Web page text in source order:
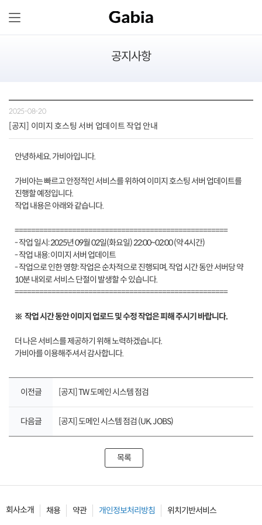
공지사항
2025-08-20
[공지] 이미지 호스팅 서버 업데이트 작업 안내
안녕하세요. 가비아입니다.
가비아는 빠르고 안정적인 서비스를 위하여 이미지 호스팅 서버 업데이트를
진행할 예정입니다.
작업 내용은 아래와 같습니다.
====================================================
- 작업 일시: 2025년 09월 02일(화요일) 22:00~02:00 (약 4시간)
- 작업 내용: 이미지 서버 업데이트
- 작업으로 인한 영향: 작업은 순차적으로 진행되며, 작업 시간 동안 서버당 약
10분 내외로 서비스 단절이 발생할 수 있습니다.
====================================================
※ 작업 시간 동안 이미지 업로드 및 수정 작업은 피해 주시기 바랍니다.
더 나은 서비스를 제공하기 위해 노력하겠습니다.
가비아를 이용해주셔서 감사합니다.
이전글 [공지] TW 도메인 시스템 점검
다음글 [공지] 도메인 시스템 점검 (UK, JOBS)
목록
회사소개 채용 약관 개인정보처리방침 위치기반서비스